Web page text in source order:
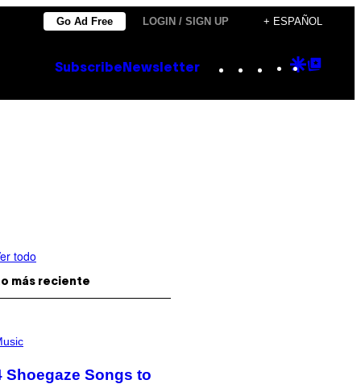
Go Ad Free LOGIN / SIGN UP + ESPAÑOL
Subscribe Newsletter Instagram
TikTok
YouTube
Google
todo
más reciente
Shoegaze Songs to